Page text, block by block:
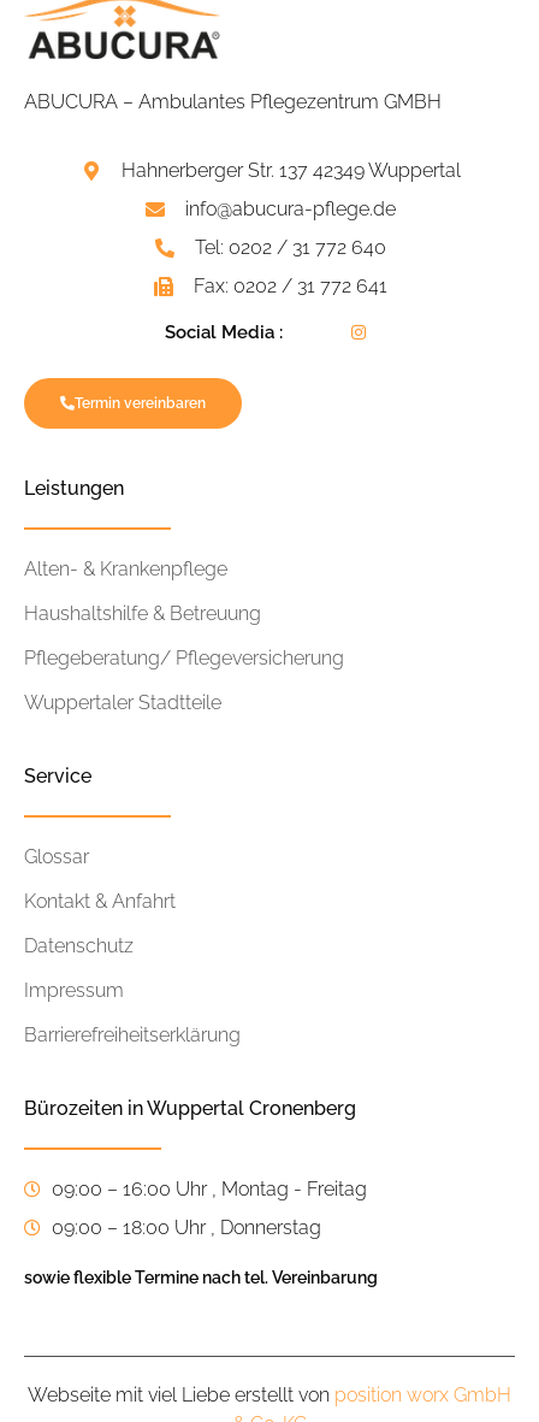
ABUCURA – Ambulantes Pflegezentrum GMBH
Hahnerberger Str. 137 42349 Wuppertal
info@abucura-pflege.de
Tel: 0202 / 31 772 640
Fax: 0202 / 31 772 641
Social Media :
Termin vereinbaren
Leistungen
Alten- & Krankenpflege
Haushaltshilfe & Betreuung
Pflegeberatung/ Pflegeversicherung
Wuppertaler Stadtteile
Service
Glossar
Kontakt & Anfahrt
Datenschutz
Impressum
Barrierefreiheitserklärung
Bürozeiten in Wuppertal Cronenberg
09:00 – 16:00 Uhr , Montag - Freitag
09:00 – 18:00 Uhr , Donnerstag
sowie flexible Termine nach tel. Vereinbarung
Webseite mit viel Liebe erstellt von position worx GmbH